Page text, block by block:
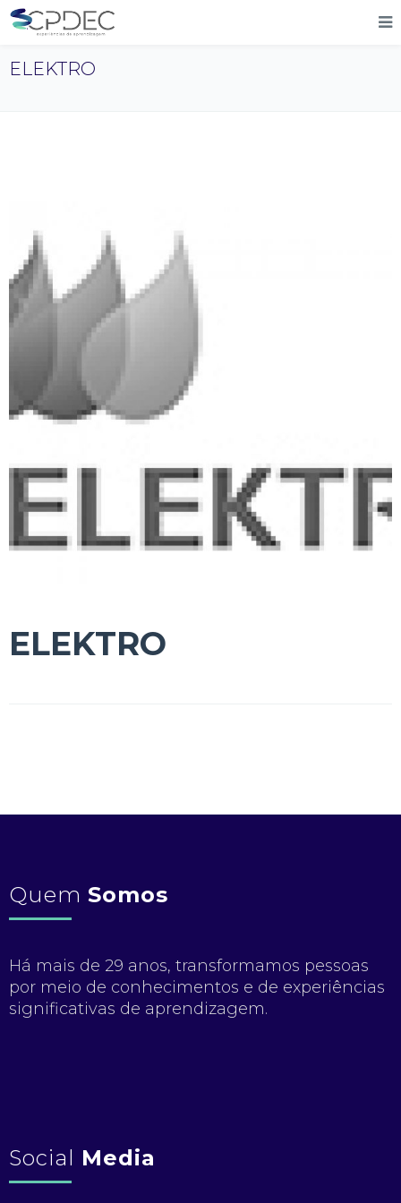
ELEKTRO
ELEKTRO
Quem Somos
Há mais de 29 anos, transformamos pessoas
por meio de conhecimentos e de experiências
significativas de aprendizagem.
Social Media